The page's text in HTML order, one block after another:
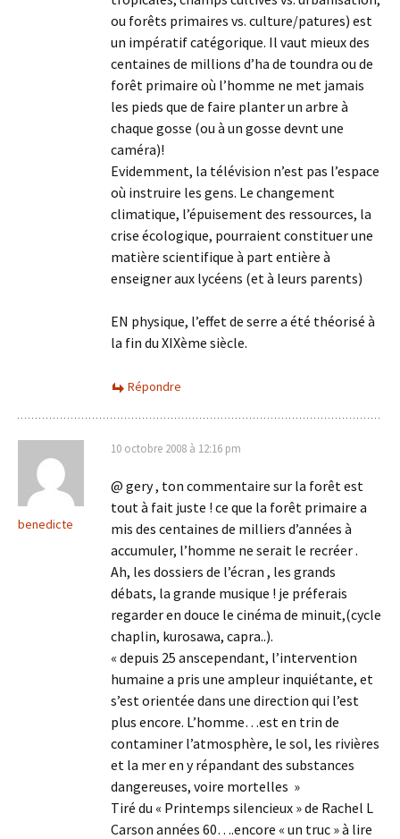
ou forêts primaires vs. culture/patures) est
un impératif catégorique. Il vaut mieux des
centaines de millions d’ha de toundra ou de
forêt primaire où l’homme ne met jamais
les pieds que de faire planter un arbre à
chaque gosse (ou à un gosse devnt une
caméra)!
Evidemment, la télévision n’est pas l’espace
où instruire les gens. Le changement
climatique, l’épuisement des ressources, la
crise écologique, pourraient constituer une
matière scientifique à part entière à
enseigner aux lycéens (et à leurs parents)
EN physique, l’effet de serre a été théorisé à
la fin du XIXème siècle.
Répondre
benedicte
10 octobre 2008 à 12:16 pm
@ gery , ton commentaire sur la forêt est
tout à fait juste ! ce que la forêt primaire a
mis des centaines de milliers d’années à
accumuler, l’homme ne serait le recréer .
Ah, les dossiers de l’écran , les grands
débats, la grande musique ! je préferais
regarder en douce le cinéma de minuit,(cycle
chaplin, kurosawa, capra..).
« depuis 25 anscependant, l’intervention
humaine a pris une ampleur inquiétante, et
s’est orientée dans une direction qui l’est
plus encore. L’homme…est en trin de
contaminer l’atmosphère, le sol, les rivières
et la mer en y répandant des substances
dangereuses, voire mortelles »
Tiré du « Printemps silencieux » de Rachel L
Carson années 60….encore « un truc » à lire